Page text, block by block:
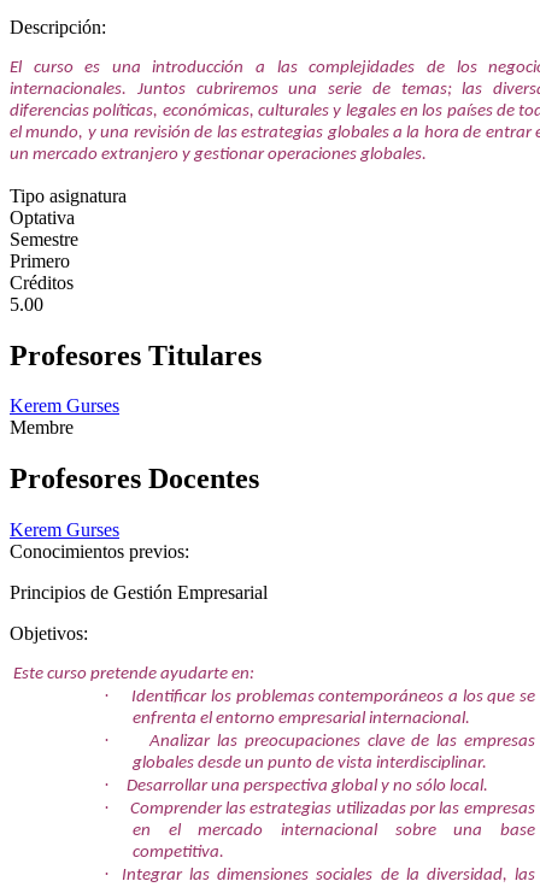
Descripción:
El curso es una introducción a las complejidades de los
internacionales. Juntos cubriremos una serie de temas; las
diferencias políticas, económicas, culturales y legales en los países de
el mundo, y una revisión de las estrategias globales a la hora de entrar
un mercado extranjero y gestionar operaciones globales.
Tipo asignatura
Optativa
Semestre
Primero
Créditos
5.00
Profesores Titulares
Kerem Gurses
Membre
Profesores Docentes
Kerem Gurses
Conocimientos previos:
Principios de Gestión Empresarial
Objetivos:
Este curso pretende ayudarte en:
·
Identificar los problemas contemporáneos a los que se
enfrenta el entorno empresarial internacional.
·
Analizar las preocupaciones clave de las empresas
globales desde un punto de vista interdisciplinar.
· Desarrollar una perspectiva global y no sólo local.
·
Comprender las estrategias utilizadas por las empresas
en el mercado internacional sobre una base
competitiva.
·
Integrar las dimensiones sociales de la diversidad, las